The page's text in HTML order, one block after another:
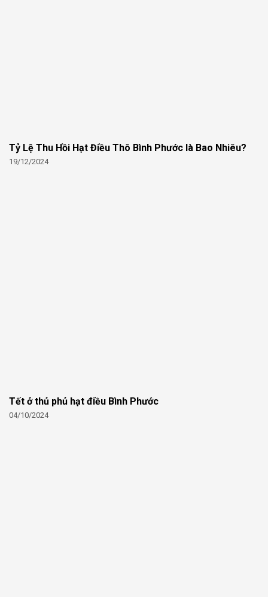
Tỷ Lệ Thu Hồi Hạt Điều Thô Bình Phước là Bao Nhiêu?
19/12/2024
Tết ở thủ phủ hạt điều Bình Phước
04/10/2024